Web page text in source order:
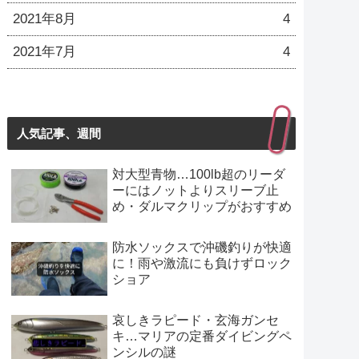
2021年8月 4
2021年7月 4
人気記事、週間
対大型青物…100lb超のリーダ
ーにはノットよりスリーブ止
め・ダルマクリップがおすすめ
防水ソックスで沖磯釣りが快適
に！雨や激流にも負けずロック
ショア
哀しきラピード・玄海ガンセ
キ…マリアの定番ダイビングペ
ンシルの謎